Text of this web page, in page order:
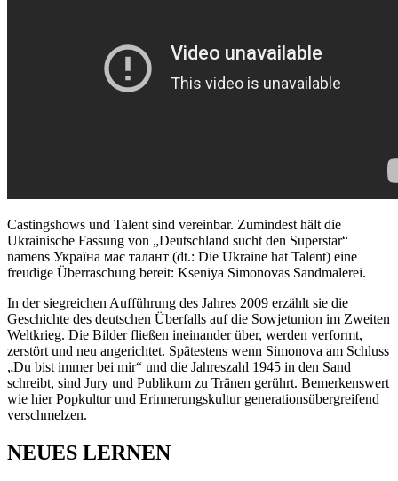
Castingshows und Talent sind vereinbar. Zumindest hält die
Ukrainische Fassung von „Deutschland sucht den Superstar“
namens Україна має талант (dt.: Die Ukraine hat Talent) eine
freudige Überraschung bereit: Kseniya Simonovas Sandmalerei.
In der siegreichen Aufführung des Jahres 2009 erzählt sie die
Geschichte des deutschen Überfalls auf die Sowjetunion im Zweiten
Weltkrieg. Die Bilder fließen ineinander über, werden verformt,
zerstört und neu angerichtet. Spätestens wenn Simonova am Schluss
„Du bist immer bei mir“ und die Jahreszahl 1945 in den Sand
schreibt, sind Jury und Publikum zu Tränen gerührt. Bemerkenswert
wie hier Popkultur und Erinnerungskultur generationsübergreifend
verschmelzen.
NEUES LERNEN